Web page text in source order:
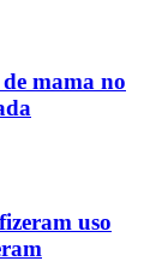
mama no
uso